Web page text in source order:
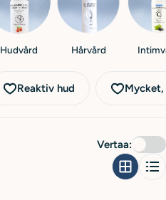
Hudvård Hårvård
Reaktiv hud
Vertaa: